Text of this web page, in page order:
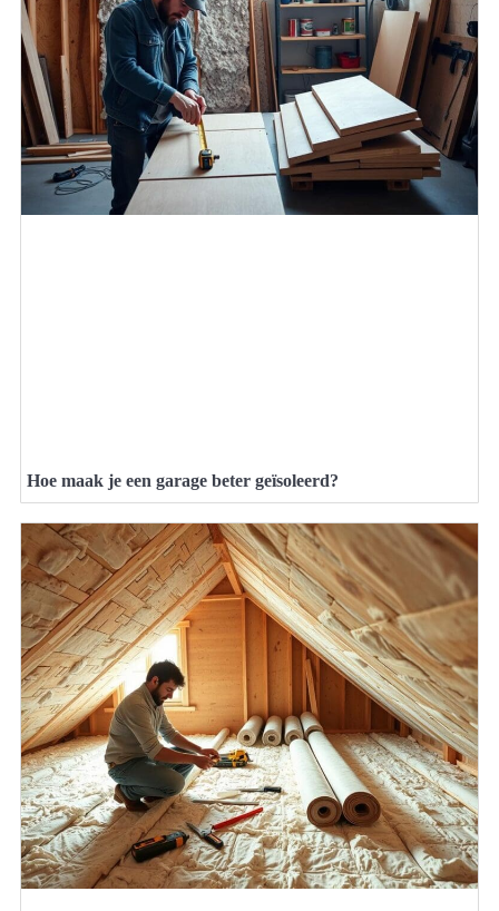
Hoe maak je een garage beter geïsoleerd?